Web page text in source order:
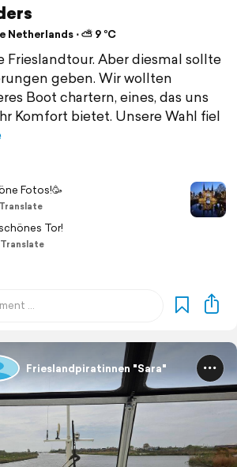
Netherlands ⋅ ⛅ 9 °C
Frieslandtour. Aber diesmal sollte
geben. Wir wollten
Boot chartern, eines, das uns
Komfort bietet. Unsere Wahl fiel
Fotos!🥳
Translate
Tor!
Translate
Frieslandpiratinnen "Sara"